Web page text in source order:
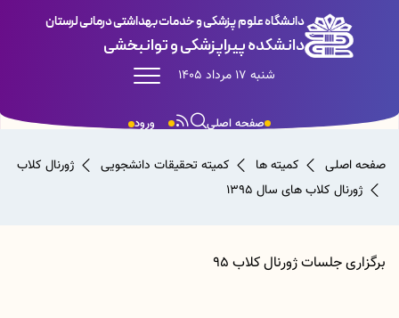
دانشگاه علوم پزشکی و خدمات بهداشتی درمانی لرستان
دانشکده پیراپزشکی و توانبخشی
شنبه 17 مرداد 1405
ورود صفحه اصلی
صفحه اصلی کمیته ها کمیته تحقیقات دانشجویی
ژورنال کلاب
ژورنال کلاب های سال 1395
برگزاری جلسات ژورنال کلاب 95